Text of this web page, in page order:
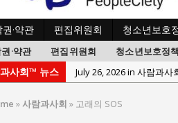
·약관 편집위원회 청소년보호
·약관 편집위원회 청소년보호정책
사회™ 뉴스 July 23, 2026 in 사람과사
»사람과사회 » 고래의 SOS